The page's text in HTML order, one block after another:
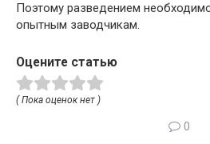
Поэтому разведением
опытным заводчикам.
Оцените статью
( Пока оценок нет )
0